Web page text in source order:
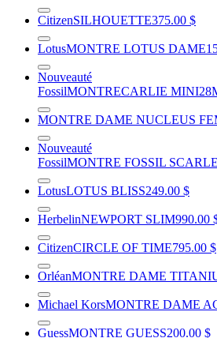
CitizenSILHOUETTE375.00 $
LotusMONTRE LOTUS DAME
Nouveauté
FossilMONTRECARLIE
MONTRE DAME NUCLEUS
Nouveauté
FossilMONTRE FOSSIL
LotusLOTUS BLISS249.00 $
HerbelinNEWPORT SLIM990.00
CitizenCIRCLE OF TIME795.00 $
OrléanMONTRE DAME
Michael KorsMONTRE DAME
GuessMONTRE GUESS200.00 $